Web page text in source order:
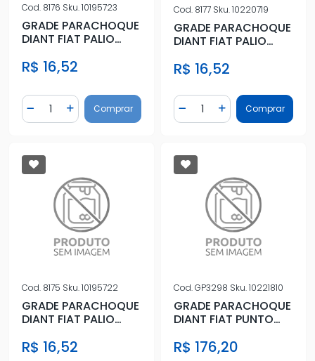
Cod. 8176 Sku.10195723
GRADE PARACHOQUE
DIANT FIAT PALIO
FAROLET
R$ 16,52
Diminuir Quantidade
Quantidade
Adicionar Quantidade
Comprar
Cod. 8177 Sku.10220719
GRADE PARACHOQUE
DIANT FIAT PALIO
C/ FAROLET
R$ 16,52
Diminuir Quantidade
Quantidade
AdicionarComprar
Cod. 8175 Sku.10195722
GRADE PARACHOQUE
DIANT FIAT PALIO
S/FAROLETE
R$ 16,52
Cod.GP3298 Sku.10221810
GRADE PARACHOQUE
DIANT FIAT PUNTO
R$ 176,20